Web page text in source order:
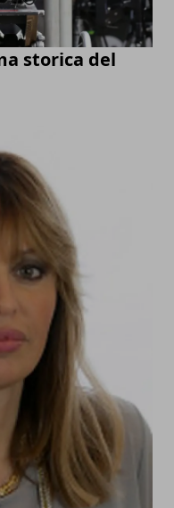
storica del